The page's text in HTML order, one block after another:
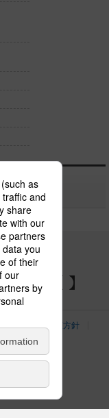
カウント
個人情報保護方針
ス